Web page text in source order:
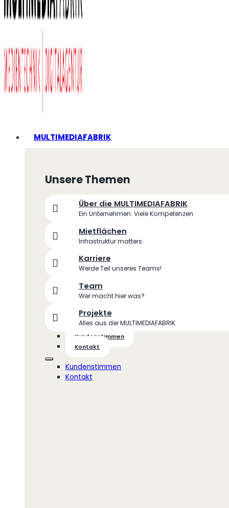
MULTIMEDIAFABRIK
Unsere Themen
Über die MULTIMEDIAFABRIK
Ein Unternehmen. Viele Kompetenzen.
Mietflächen
Infrastruktur matters.
Karriere
Werde Teil unseres Teams!
Team
Wer macht hier was?
Projekte
Alles aus der MULTIMEDIAFABRIK
Kundenstimmen
Kontakt
Kundenstimmen
Kontakt